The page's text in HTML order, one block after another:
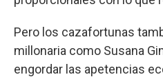
Pero los cazafortunas
millonaria como Susana
engordar las apetencias